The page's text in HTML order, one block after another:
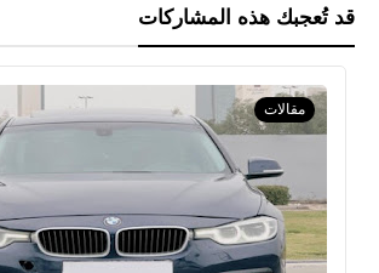
قد تُعجبك هذه المشاركات
مقالات